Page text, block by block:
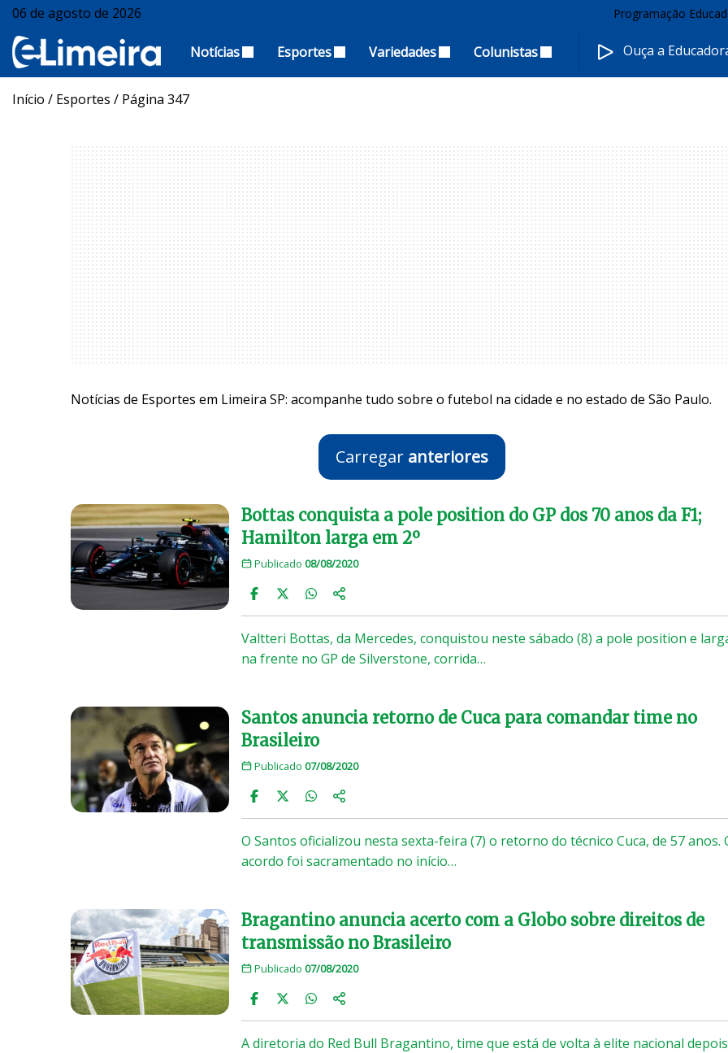
06 de agosto de 2026 Programação
Notícias Esportes Variedades Colunistas Ouça a
Início / Esportes / Página 347
Notícias de Esportes em Limeira SP: acompanhe tudo sobre o futebol na cidade e no estado de São Paulo.
Carregar anteriores
Bottas conquista a pole position do GP dos 70 anos da F1;
Hamilton larga em 2º
Publicado 08/08/2020
Valtteri Bottas, da Mercedes, conquistou neste sábado (8) a pole position e
na frente no GP de Silverstone, corrida…
Santos anuncia retorno de Cuca para comandar time no
Brasileiro
Publicado 07/08/2020
O Santos oficializou nesta sexta-feira (7) o retorno do técnico Cuca, de 57 anos.
acordo foi sacramentado no início…
Bragantino anuncia acerto com a Globo sobre direitos de
transmissão no Brasileiro
Publicado 07/08/2020
A diretoria do Red Bull Bragantino, time que está de volta à elite nacional